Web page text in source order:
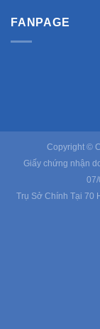
FANPAGE
Copyright ©
Giấy chứng nhận
07/
Trụ Sở Chính Tại 70